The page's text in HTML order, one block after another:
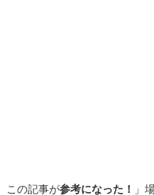
この記事が参考になった！
」